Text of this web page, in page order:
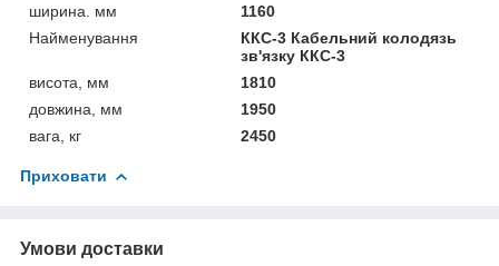
ширина. мм
1160
Найменування
ККС-3 Кабельний колодязь
зв'язку ККС-3
висота, мм
1810
довжина, мм
1950
вага, кг
2450
Приховати
Умови доставки